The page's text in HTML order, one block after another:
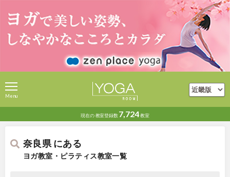
現在の教室登録数 7,724教室
Menu
奈良県 にある
ヨガ教室・ピラティス教室一覧